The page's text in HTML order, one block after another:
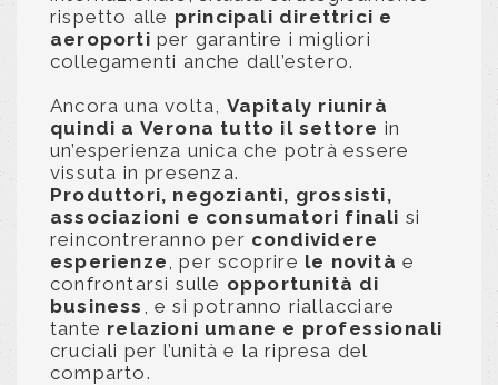
rispetto alle principali direttrici e
aeroporti per garantire i migliori
collegamenti anche dall’estero.
Ancora una volta, Vapitaly riunirà
quindi a Verona tutto il settore in
un’esperienza unica che potrà essere
vissuta in presenza.
Produttori, negozianti, grossisti,
associazioni e consumatori finali si
reincontreranno per condividere
esperienze , per scoprire le novità e
confrontarsi sulle opportunità di
business
, e si potranno riallacciare
tante relazioni umane e professionali
cruciali per l’unità e la ripresa del
comparto.